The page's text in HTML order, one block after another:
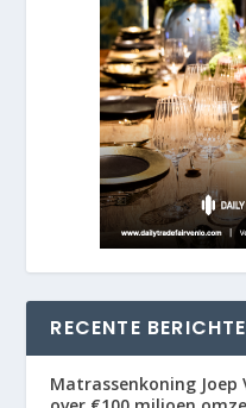
RECENTE
Matrassenkoning